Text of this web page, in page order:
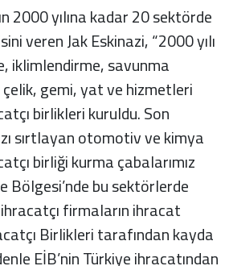
2000 yılına kadar 20 sektörde
veren Jak Eskinazi, “2000 yılı
iklimlendirme, savunma
gemi, yat ve hizmetleri
birlikleri kuruldu. Son
sırtlayan otomotiv ve kimya
birliği kurma çabalarımız
Bölgesi’nde bu sektörlerde
firmaların ihracat
Birlikleri tarafından kayda
EİB’nin Türkiye ihracatından